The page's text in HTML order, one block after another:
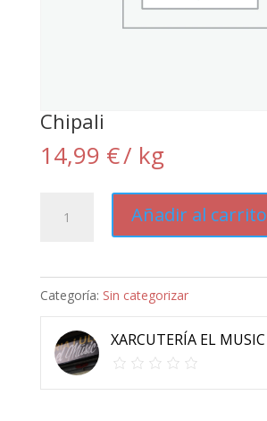
Chipali
14,99 €/ kg
cantidad
Añadir al carrito
Categoría: Sin categorizar
XARCUTERÍA EL MUSIC